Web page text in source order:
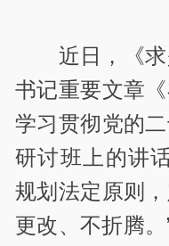
近日，《
书记重要文章
学习贯彻党的
研讨班上的讲
规划法定原则
更改、不折腾。